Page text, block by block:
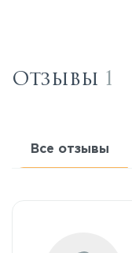
Отзывы 1
Все отзывы